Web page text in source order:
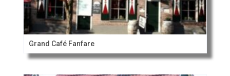
Grand Café Fanfare